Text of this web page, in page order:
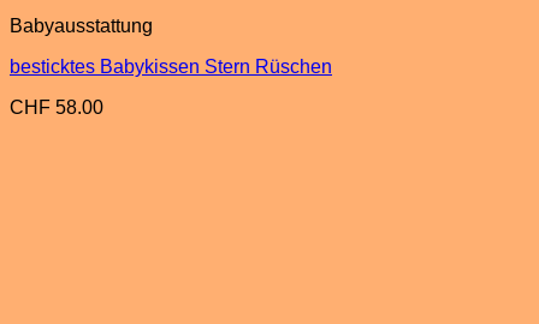
Babyausstattung
besticktes Babykissen Stern Rüschen
CHF 58.00